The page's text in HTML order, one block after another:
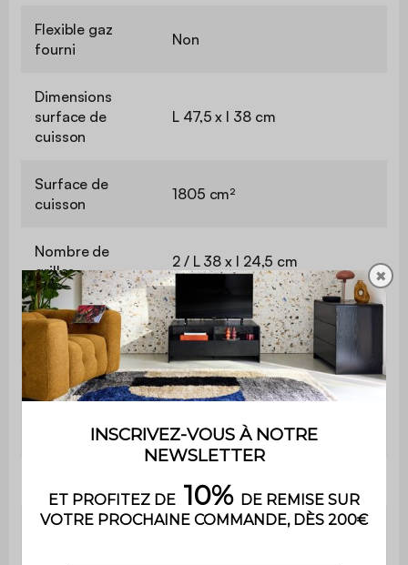
Flexible gaz
fourni
Non
Dimensions
surface de
cuisson
L 47,5 x l 38 cm
Surface de
cuisson
1805 cm²
Nombre de
grilles
2 / L 38 x l 24,5 cm
Orientation de
la grille
Verticale
au chaud
Non
Hauteur de
✖